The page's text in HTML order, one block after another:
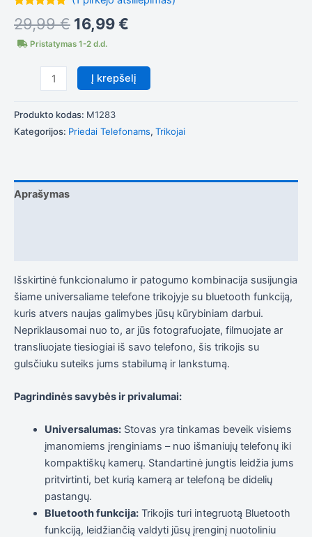
5.00iš 5
(viso
įvertinimų:)
29,99€ 16,99€
Pristatymas 1-2 d.d.
Į krepšelį
Produkto kodas: M1283
Kategorijos: Priedai Telefonams, Trikojai
Aprašymas
Išskirtinė funkcionalumo ir patogumo kombinacija susijungia
šiame universaliame telefone trikojyje su bluetooth funkciją,
kuris atvers naujas galimybes jūsų kūrybiniam darbui.
Nepriklausomai nuo to, ar jūs fotografuojate, filmuojate ar
transliuojate tiesiogiai iš savo telefono, šis trikojis su
gulsčiuku suteiks jums stabilumą ir lankstumą.
Pagrindinės savybės ir privalumai:
Universalumas:Stovas yra tinkamas beveik visiems
įmanomiems įrenginiams – nuo išmaniujų telefonų iki
kompaktiškų kamerų. Standartinė jungtis leidžia jums
pritvirtinti, bet kurią kamerą ar telefoną be didelių
pastangų.
Bluetooth funkcija:Trikojis turi integruotą Bluetooth
funkciją, leidžiančią valdyti jūsų įrenginį nuotoliniu
svetainė
funkcijos iš
svetainės
išnyks.
Rinkodara
Dalindamiesi
elgesiu, kai
mūsų
svetainėje,
padidinate
galimybę
pamatyti
pasiūlymus.